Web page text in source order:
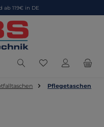
ab 119€ in DE
Du hast 0
Pflegetaschen